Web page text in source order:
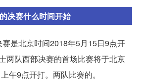
决赛什么时间开始
是北京时间2018年5月15日9点开
两队西部决赛的首场比赛将于北京
午9点开打。两队比赛的。